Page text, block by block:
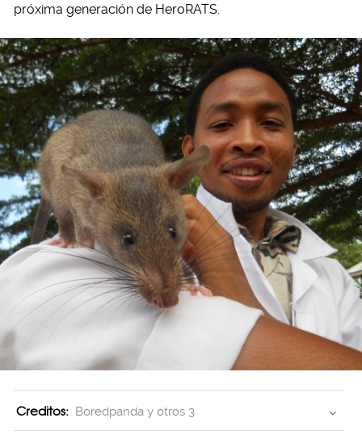
próxima generación de HeroRATS.
Creditos: Boredpanda y otros 3